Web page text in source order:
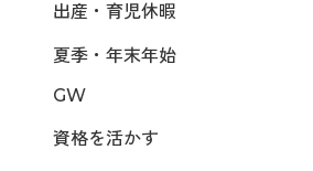
出産・育児休暇
夏季・年末年始
GW
資格を活かす